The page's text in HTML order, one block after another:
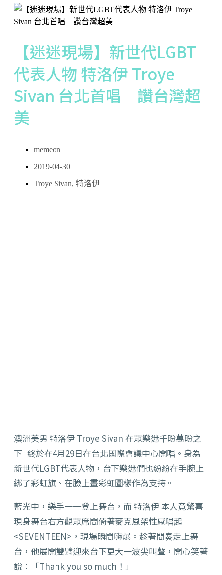
【迷迷現場】新世代LGBT
代表人物 特洛伊 Troye
Sivan 台北首唱 讚台灣超
美
memeon
2019-04-30
Troye Sivan, 特洛伊
澳洲美男 特洛伊 Troye Sivan 在眾樂迷千盼萬盼之
下 終於在4月29日在台北國際會議中心開唱。身為
新世代LGBT代表人物，台下樂迷們也紛紛在手腕上
綁了彩虹旗、在臉上畫彩虹圖樣作為支持。
藍光中，樂手一一登上舞台，而 特洛伊 本人竟驚喜
現身舞台右方觀眾席間倚著麥克風架性感唱起
<SEVENTEEN>，現場瞬間嗨爆。趁著間奏走上舞
台，他展開雙臂迎來台下更大一波尖叫聲，開心笑著
說：「Thank you so much！」